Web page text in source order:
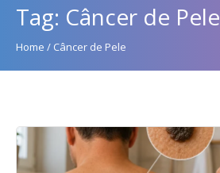
Tag: Câncer de Pele
Home / Câncer de Pele